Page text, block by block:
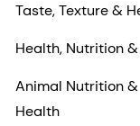
Taste, Texture &
Health, Nutrition
Animal Nutrition &
Health